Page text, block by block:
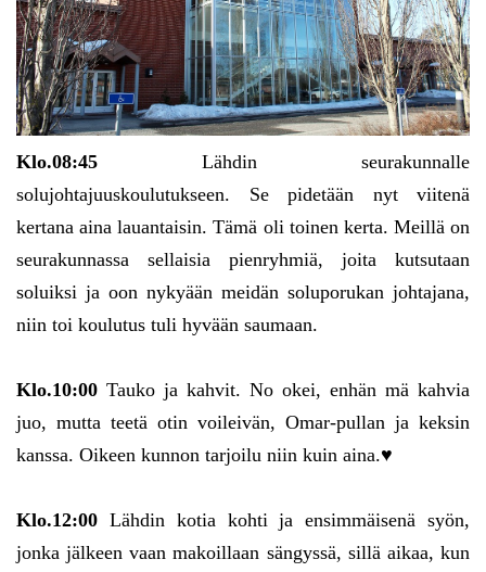
Klo.08:45 Lähdin seurakunnalle
solujohtajuuskoulutukseen. Se pidetään nyt viitenä
kertana aina lauantaisin. Tämä oli toinen kerta. Meillä on
seurakunnassa sellaisia pienryhmiä, joita kutsutaan
soluiksi ja oon nykyään meidän soluporukan johtajana,
niin toi koulutus tuli hyvään saumaan.
Klo.10:00 Tauko ja kahvit. No okei, enhän mä kahvia
juo, mutta teetä otin voileivän, Omar-pullan ja keksin
kanssa. Oikeen kunnon tarjoilu niin kuin aina.♥
Klo.12:00 Lähdin kotia kohti ja ensimmäisenä syön,
jonka jälkeen vaan makoillaan sängyssä, sillä aikaa, kun